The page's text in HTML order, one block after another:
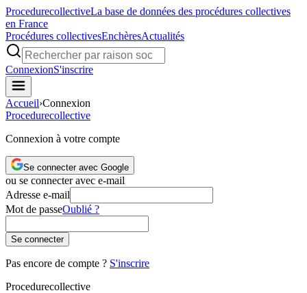
ProcedurecollectiveLa base de données des procédures collectives
en France
Procédures collectivesEnchèresActualités
ConnexionS'inscrire
Accueil›Connexion
Procedurecollective
Connexion à votre compte
Se connecter avec Google
ou se connecter avec e-mail
Adresse e-mail
Mot de passeOublié ?
Se connecter
Pas encore de compte ? S'inscrire
Procedurecollective